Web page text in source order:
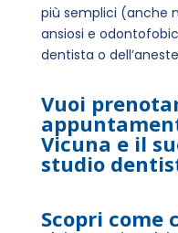
più semplici (anche
ansiosi e
dentista o
Vuoi
Vicuna e il
studio
Scopri